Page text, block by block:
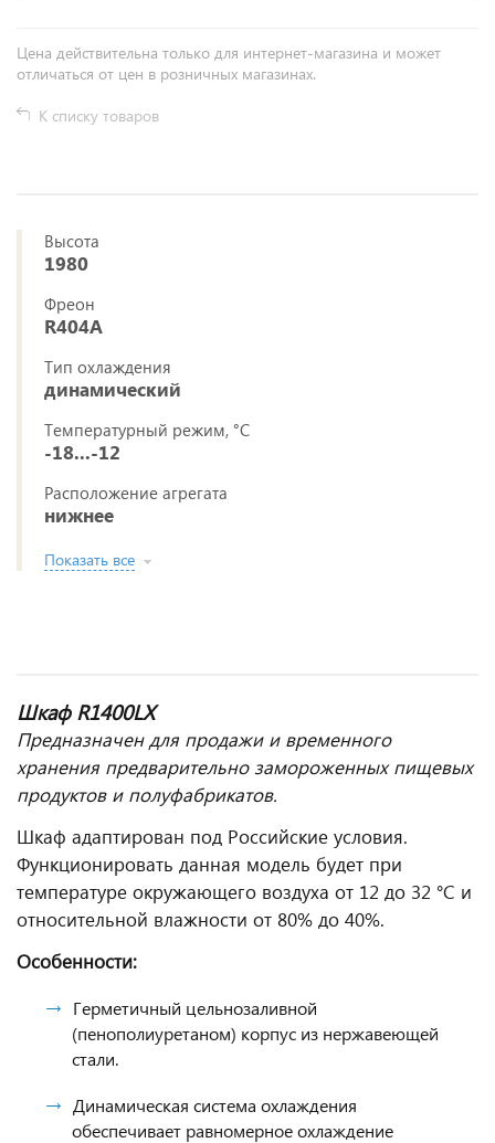
Цена действительна только для интернет-магазина и может
отличаться от цен в розничных магазинах.
К списку товаров
Высота
1980
Фреон
R404A
Тип охлаждения
динамический
Температурный режим, °C
-18...-12
Расположение агрегата
нижнее
Показать все
Шкаф R1400LX
Предназначен для продажи и временного
хранения предварительно замороженных пищевых
продуктов и полуфабрикатов.
Шкаф адаптирован под Российские условия.
Функционировать данная модель будет при
температуре окружающего воздуха от 12 до 32 °С и
относительной влажности от 80% до 40%.
Особенности:
Герметичный цельнозаливной
(пенополиуретаном) корпус из нержавеющей
стали.
Динамическая система охлаждения
обеспечивает равномерное охлаждение